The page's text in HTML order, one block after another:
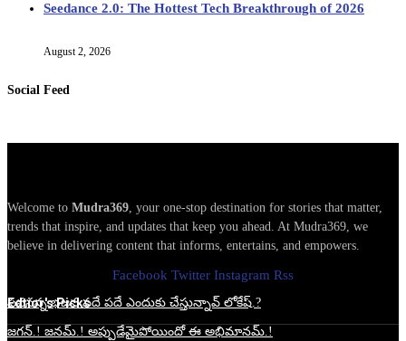
Seedance 2.0: The Hottest Tech Breakthrough of 2026
August 2, 2026
Social Feed
Welcome to Mudra369, your one-stop destination for stories that matter,
trends that inspire, and updates that keep you ahead. At Mudra369, we
believe in delivering content that informs, entertains, and empowers.
Facebook Twitter Instagram Rss
Edtior's Picks
పవనన్న భజన పదే పదే ఎందుకు చేస్తున్నావ్ లోకేష్.?
జగన్.! జనమ్.! అప్పుడేమైపోయిందో ఈ అభిమానమ్.!